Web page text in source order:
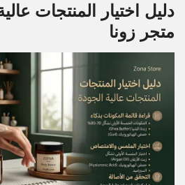
دليل اختيار المنتجات
متجر زونا